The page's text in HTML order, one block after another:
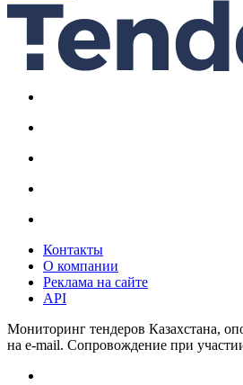
Контакты
О компании
Реклама на сайте
API
Мониторинг тендеров Казахстана,
на e-mail. Сопровождение при